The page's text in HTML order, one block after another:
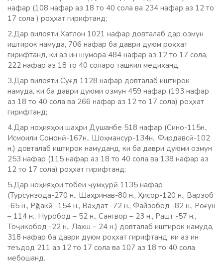
нафар (108 нафар аз 18 то 40 сола ва 234 нафар аз 12 то
17 сола ) роҳхат гирифтанд;
2.Дар вилояти Хатлон 1021 нафар довталаб дар озмун
иштирок намуда, 706 нафар ба даври дуюм роҳхат
гирифтанд, ки аз ин шумора 484 нафар аз 12 то 17 сола,
222 нафар аз 18 то 40 соларо ташкил медиҳанд.
3.Дар вилояти Суғд 1128 нафар довталаб иштирок
намуда, ки ба даври дуюми озмун 459 нафар (193 нафар
аз 18 то 40 сола ва 266 нафар аз 12 то 17 сола) роҳхат
гирифтанд;
4.Дар ноҳияҳои шаҳри Душанбе 518 нафар (Сино-115н.,
Исмоили Сомонӣ-167н., Шоҳмансур-134н., Фирдавсӣ-102
н.) довталаб иштирок намуданд, ки ба даври дуюми озмун
253 нафар (115 нафар аз 18 то 40 сола ва 138 нафар аз
12 то 17 сола) роҳхат гирифтанд;
5.Дар ноҳияҳои тобеи ҷумҳурӣ 1135 нафар
(Турсунзода-270 н., Шаҳринав-80 н., Ҳисор-120 н., Варзоб
-65 н., Рӯдакӣ -154 н., Ваҳдат -72 н., Файзобод -82 н., Роғун
– 114 н., Нуробод – 52 н., Сангвор – 23 н., Рашт -57 н.,
Тоҷикобод -22 н., Лахш – 24 н.) довталаб иштирок намуда,
318 нафар ба даври дуюм роҳхат гирифтанд, ки аз ин
теъдод 211 аз 12 то 17 сола ва 107 аз 18 то 40 сола
мебошанд.